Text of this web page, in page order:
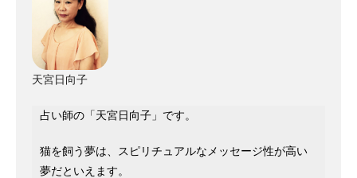
天宮日向子
占い師の「天宮日向子」です。
猫を飼う夢は、スピリチュアルなメッセージ性が高い
夢だといえます。